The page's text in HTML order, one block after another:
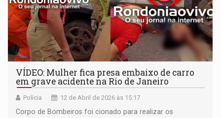
VÍDEO: Mulher fica presa embaixo de carro
em grave acidente na Rio de Janeiro
Polícia 12 de Abril de 2026 às 15:17
Corpo de Bombeiros foi cionado para realizar os